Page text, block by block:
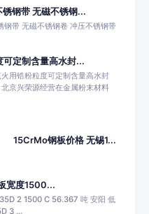
锈钢带 无磁不锈钢...
钢带 无磁不锈钢卷 冲压不锈钢带
可定制含量高水封...
用锆粉粒度可定制含量高水封
京兴荣源经营在金属粉末材料
15CrMo钢板价格 无锡1...
宽度1500...
2 1500 C 56.367 吨 安阳 低
3 ...